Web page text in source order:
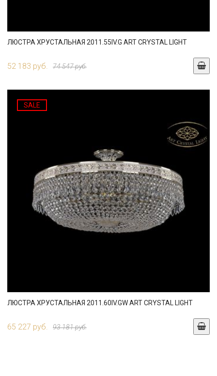
ЛЮСТРА ХРУСТАЛЬНАЯ 2011.55IV.G ART CRYSTAL LIGHT
52 183 руб. 74 547 руб.
SALE
ЛЮСТРА ХРУСТАЛЬНАЯ 2011.60IV.GW ART CRYSTAL LIGHT
65 227 руб. 93 181 руб.